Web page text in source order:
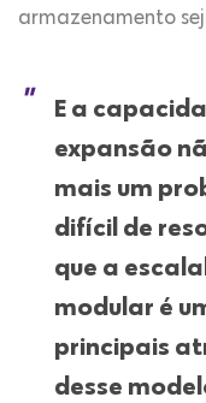
armazenamento
E a
expansão
mais um
difícil de
que a
modular é
principais
desse